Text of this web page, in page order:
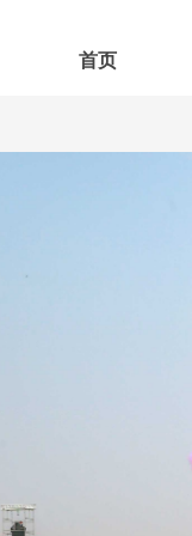
首页